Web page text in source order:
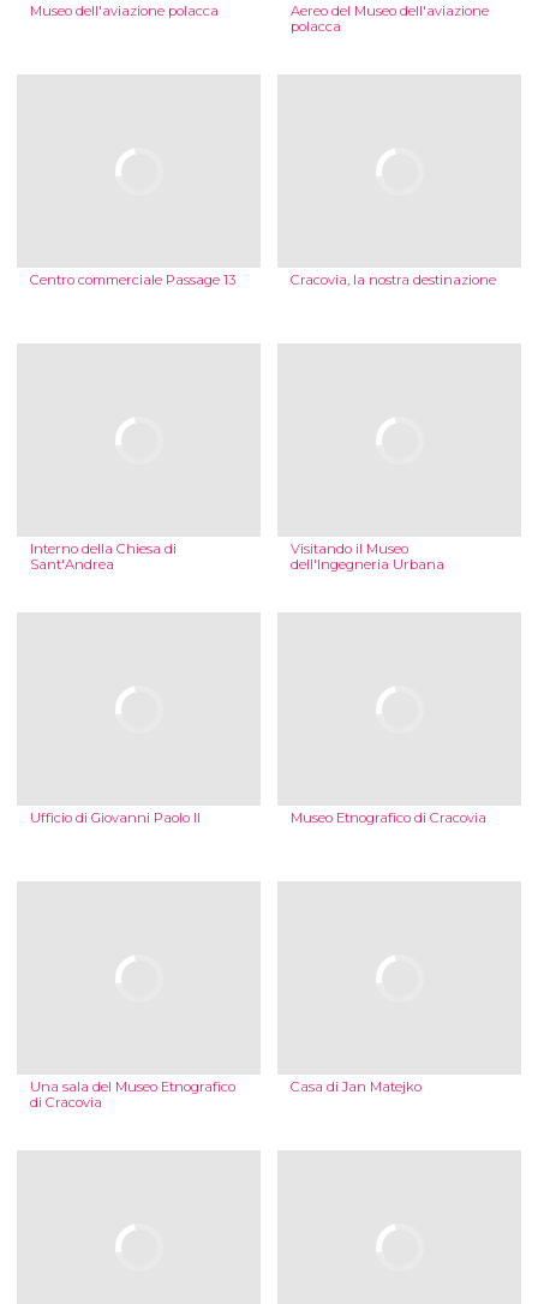
Museo dell'aviazione polacca
Aereo del Museo dell'aviazione
polacca
Centro commerciale Passage 13 Cracovia, la nostra destinazione
Interno della Chiesa di
Sant'Andrea
Visitando il Museo
dell'Ingegneria Urbana
Ufficio di Giovanni Paolo II Museo Etnografico di Cracovia
Una sala del Museo Etnografico
di Cracovia
Casa di Jan Matejko